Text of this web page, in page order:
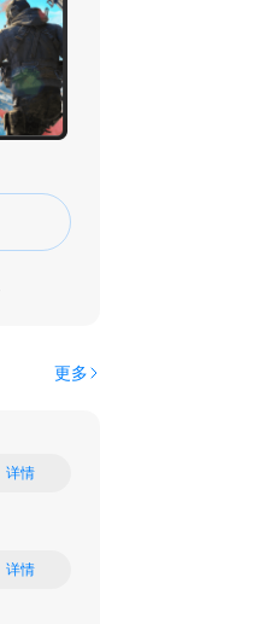
更多
详情
详情